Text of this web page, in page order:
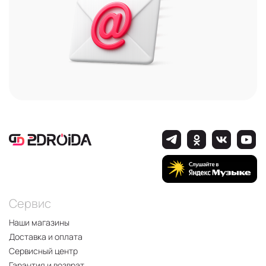
Сервис
Наши магазины
Доставка и оплата
Сервисный центр